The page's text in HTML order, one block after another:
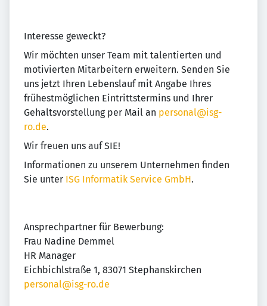
Interesse geweckt?
Wir möchten unser Team mit talentierten und
motivierten Mitarbeitern erweitern. Senden Sie
uns jetzt Ihren Lebenslauf mit Angabe Ihres
frühestmöglichen Eintrittstermins und Ihrer
Gehaltsvorstellung per Mail an personal@isg-
ro.de.
Wir freuen uns auf SIE!
Informationen zu unserem Unternehmen finden
Sie unter ISG Informatik Service GmbH.
Ansprechpartner für Bewerbung:
Frau Nadine Demmel
HR Manager
Eichbichlstraße 1, 83071 Stephanskirchen
personal@isg-ro.de